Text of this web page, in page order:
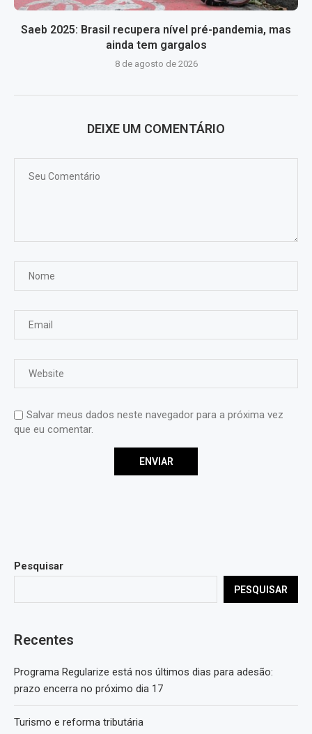
Saeb 2025: Brasil recupera nível pré-pandemia, mas
ainda tem gargalos
8 de agosto de 2026
DEIXE UM COMENTÁRIO
Salvar meus dados neste navegador para a próxima vez
que eu comentar.
Pesquisar
PESQUISAR
Recentes
Programa Regularize está nos últimos dias para adesão:
prazo encerra no próximo dia 17
Turismo e reforma tributária